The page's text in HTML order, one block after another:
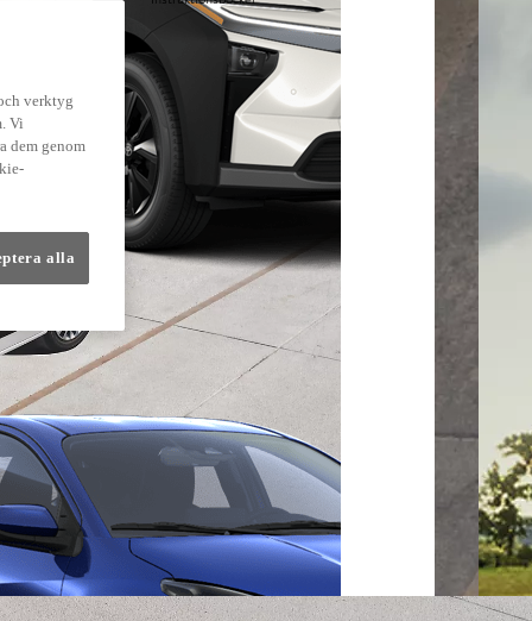
verktyg
Vi
dem genom
alla